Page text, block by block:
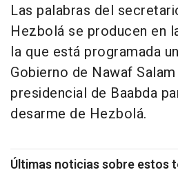
Las palabras del
Hezbolá se producen en
la que está programada
Gobierno de Nawaf
presidencial de Baabda
desarme de Hezbolá.
Últimas noticias sobre estos